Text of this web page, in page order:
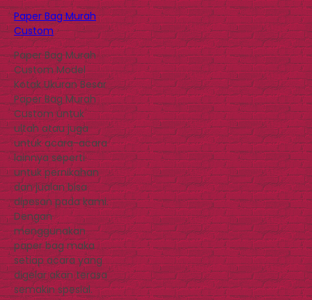
Paper Bag Murah
Custom
Paper Bag Murah
Custom Model
Kotak Ukuran Besar
Paper Bag Murah
Custom untuk
ultah atau juga
untuk acara-acara
lainnya seperti
untuk pernikahan
dan jualan bisa
dipesan pada kami.
Dengan
menggunakan
paper bag maka
setiap acara yang
digelar akan terasa
semakin spesial.